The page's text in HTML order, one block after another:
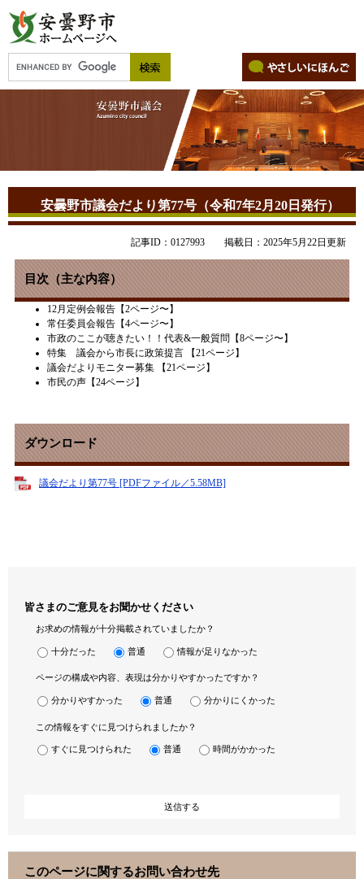
安曇野市議会だより第77号（令和7年2月20日発行）
記事ID：0127993 掲載日：2025年5月22日更新
目次（主な内容）
12月定例会報告【2ページ〜】​
常任委員会報告【4ページ〜】
市政のここが聴きたい！！代表&一般質問【8ページ〜】
特集 議会から市長に政策提言 【21ページ】
議会だよりモニター募集 【21ページ】
市民の声【24ページ】
ダウンロード
議会だより第77号 [PDFファイル／5.58MB]
皆さまのご意見をお聞かせください
お求めの情報が十分掲載されていましたか？
十分だった 普通 情報が足りなかった
ページの構成や内容、表現は分かりやすかったですか？
分かりやすかった 普通 分かりにくかった
この情報をすぐに見つけられましたか？
すぐに見つけられた 普通 時間がかかった
このページに関するお問い合わせ先